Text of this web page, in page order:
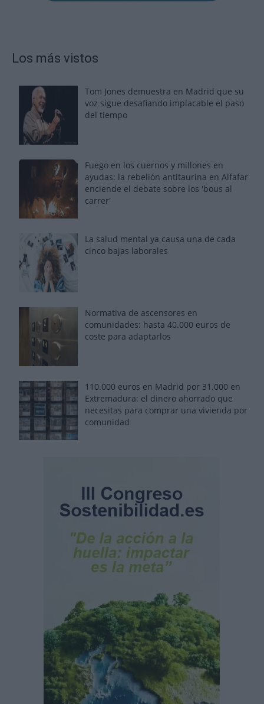
Los más vistos
Tom Jones demuestra en Madrid que su
voz sigue desafiando implacable el paso
del tiempo
Fuego en los cuernos y millones en
ayudas: la rebelión antitaurina en Alfafar
enciende el debate sobre los 'bous al
carrer'
La salud mental ya causa una de cada
cinco bajas laborales
Normativa de ascensores en
comunidades: hasta 40.000 euros de
coste para adaptarlos
110.000 euros en Madrid por 31.000 en
Extremadura: el dinero ahorrado que
necesitas para comprar una vivienda por
comunidad